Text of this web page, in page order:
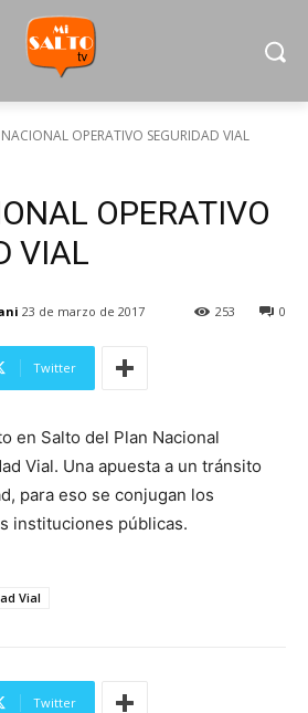
OPERATIVO SEGURIDAD VIAL
OPERATIVO
VIAL
23 de marzo de 2017 0
253
Twitter
en Salto del Plan Nacional
Vial. Una apuesta a un tránsito
para eso se conjugan los
instituciones públicas.
Vial
Twitter